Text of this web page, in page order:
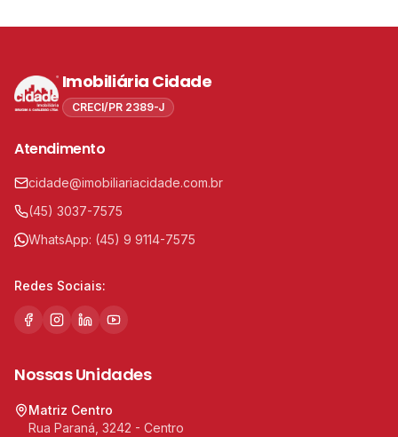
Imobiliária Cidade
CRECI/PR 2389-J
Atendimento
cidade@imobiliariacidade.com.br
(45) 3037-7575
WhatsApp: (45) 9 9114-7575
Redes Sociais:
Nossas Unidades
Matriz Centro
Rua Paraná, 3242 - Centro